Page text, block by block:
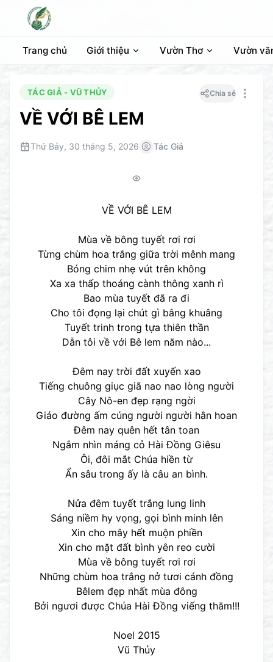
Trang chủ Giới thiệu Vườn Thơ Vườn
TÁC GIẢ - VŨ THỦY
VỀ VỚI BÊ LEM
Chia sẻ
Thứ Bảy, 30 tháng 5, 2026 Tác Giả
VỀ VỚI BÊ LEM
Mùa về bông tuyết rơi rơi
Từng chùm hoa trắng giữa trời mênh mang
Bóng chim nhẹ vút trên không
Xa xa thấp thoáng cành thông xanh rì
Bao mùa tuyết đã ra đi
Cho tôi đọng lại chút gì bâng khuâng
Tuyết trinh trong tựa thiên thần
Dẫn tôi về với Bê lem năm nào...
Đêm nay trời đất xuyến xao
Tiếng chuông giục giã nao nao lòng người
Cây Nô-en đẹp rạng ngời
Giáo đường ấm cúng người người hân hoan
Đêm nay quên hết tân toan
Ngắm nhìn máng cỏ Hài Đồng Giêsu
Ôi, đôi mắt Chúa hiền từ
Ẩn sâu trong ấy là câu an bình.
Nửa đêm tuyết trắng lung linh
Sáng niềm hy vọng, gọi bình minh lên
Xin cho mây hết muộn phiền
Xin cho mặt đất bình yên reo cười
Mùa về bông tuyết rơi rơi
Những chùm hoa trắng nở tươi cánh đồng
Bêlem đẹp nhất mùa đông
Bởi ngươi được Chúa Hài Đồng viếng thăm!!!
Noel 2015
Vũ Thủy